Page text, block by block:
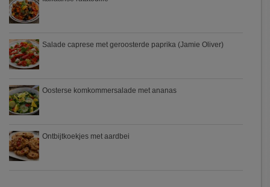
Salade caprese met geroosterde paprika (Jamie Oliver)
Oosterse komkommersalade met ananas
Ontbijtkoekjes met aardbei